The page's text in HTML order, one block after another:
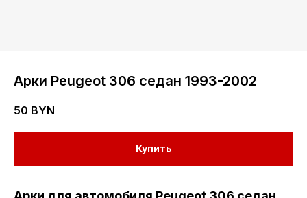
Арки Peugeot 306 седан 1993-2002
50 BYN
Купить